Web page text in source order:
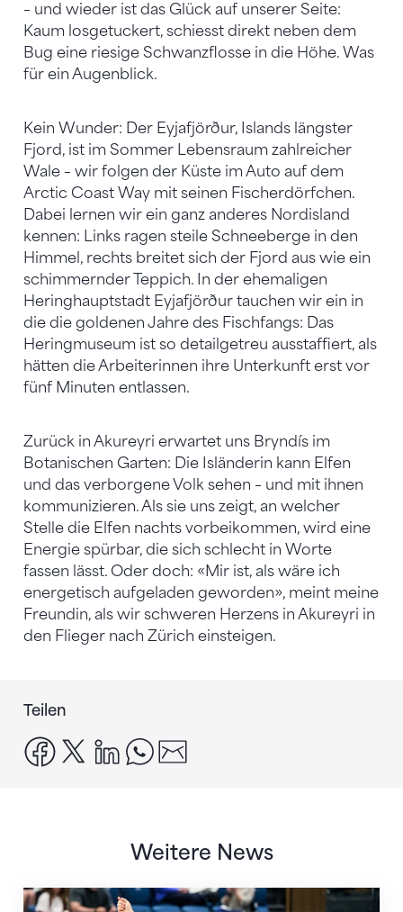
– und wieder ist das Glück auf unserer Seite:
Kaum losgetuckert, schiesst direkt neben dem
Bug eine riesige Schwanzflosse in die Höhe. Was
für ein Augenblick.
Kein Wunder: Der Eyjafjörður, Islands längster
Fjord, ist im Sommer Lebensraum zahlreicher
Wale – wir folgen der Küste im Auto auf dem
Arctic Coast Way mit seinen Fischerdörfchen.
Dabei lernen wir ein ganz anderes Nordisland
kennen: Links ragen steile Schneeberge in den
Himmel, rechts breitet sich der Fjord aus wie ein
schimmernder Teppich. In der ehemaligen
Heringhauptstadt Eyjafjörður tauchen wir ein in
die die goldenen Jahre des Fischfangs: Das
Heringmuseum ist so detailgetreu ausstaffiert, als
hätten die Arbeiterinnen ihre Unterkunft erst vor
fünf Minuten entlassen.
Zurück in Akureyri erwartet uns Bryndís im
Botanischen Garten: Die Isländerin kann Elfen
und das verborgene Volk sehen – und mit ihnen
kommunizieren. Als sie uns zeigt, an welcher
Stelle die Elfen nachts vorbeikommen, wird eine
Energie spürbar, die sich schlecht in Worte
fassen lässt. Oder doch: «Mir ist, als wäre ich
energetisch aufgeladen geworden», meint meine
Freundin, als wir schweren Herzens in Akureyri in
den Flieger nach Zürich einsteigen.
Teilen
facebook
x linkedinwhatsapp
Weitere News
Nächster Halt: Weltmeisterschaft